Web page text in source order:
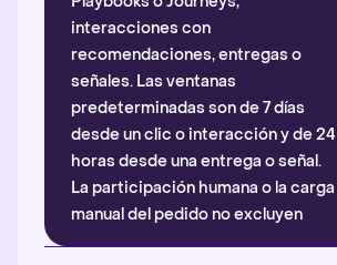
interacciones con
recomendaciones, entregas o
señales. Las ventanas
predeterminadas son de 7 días
desde un clic o interacción y de 24
horas desde una entrega o señal.
La participación humana o la carga
manual del pedido no excluyen
automáticamente la atribución.